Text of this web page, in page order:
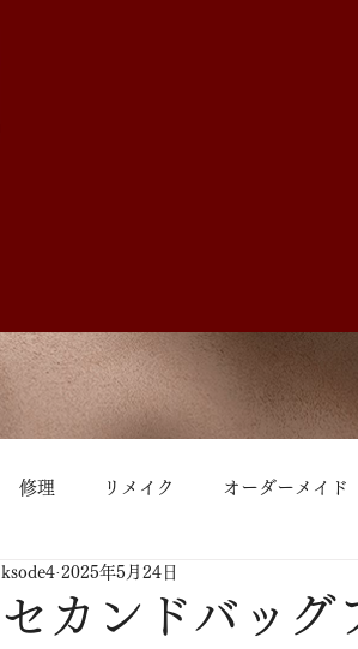
修理 リメイク オーダーメイド
セカンドバッグ
ksode4 2025年5月24日